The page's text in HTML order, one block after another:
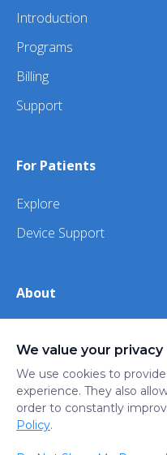
Introduction
Programs
Billing
Support
For Patients
Explore
Device Support
About
iHealth
Privacy
Policy
Trust
We value your privacy
We use cookies to
experience. They also
order to constantly
Policy.